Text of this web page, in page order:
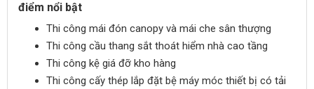
điểm nổi bật
Thi công mái đón canopy và mái che sân thượng
Thi công cầu thang sắt thoát hiểm nhà cao tầng
Thi công kệ giá đỡ kho hàng
Thi công cấy thép lắp đặt bệ máy móc thiết bị có tải